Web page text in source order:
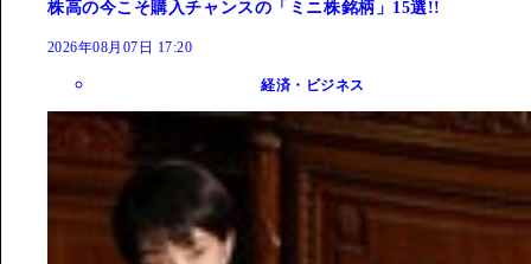
株高の今こそ購入チャンスの「ミニ株銘柄」15選!!
2026年08月07日 17:20
経済・ビジネス